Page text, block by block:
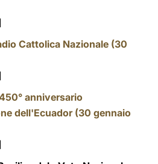
Cattolica Nazionale (30
anniversario
dell'Ecuador (30 gennaio